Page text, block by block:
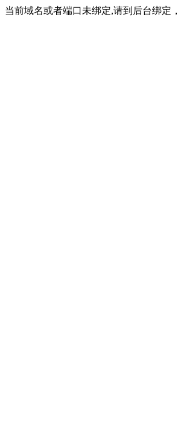
当前域名或者端口未绑定,请到后台绑定